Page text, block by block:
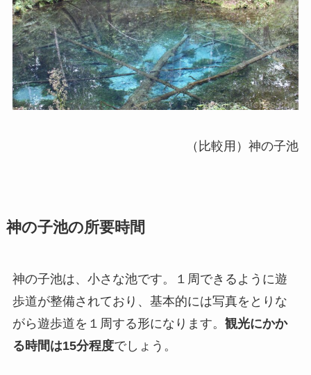
（比較用）神の子池
神の子池の所要時間
神の子池は、小さな池です。１周できるように遊
歩道が整備されており、基本的には写真をとりな
がら遊歩道を１周する形になります。 観光にかか
る時間は15分程度でしょう。